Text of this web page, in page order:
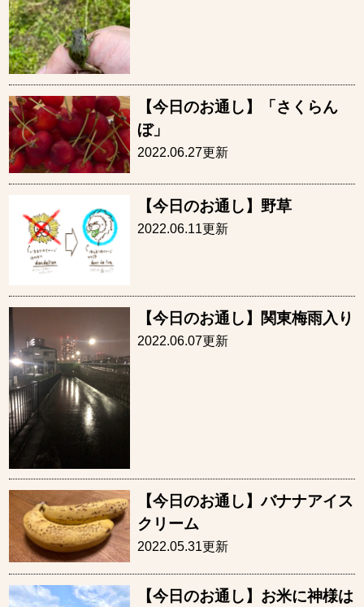
【今日のお通し】「さくらん
ぼ」
2022.06.27更新
【今日のお通し】野草
2022.06.11更新
【今日のお通し】関東梅雨入り
2022.06.07更新
【今日のお通し】バナナアイス
クリーム
2022.05.31更新
【今日のお通し】お米に神様は